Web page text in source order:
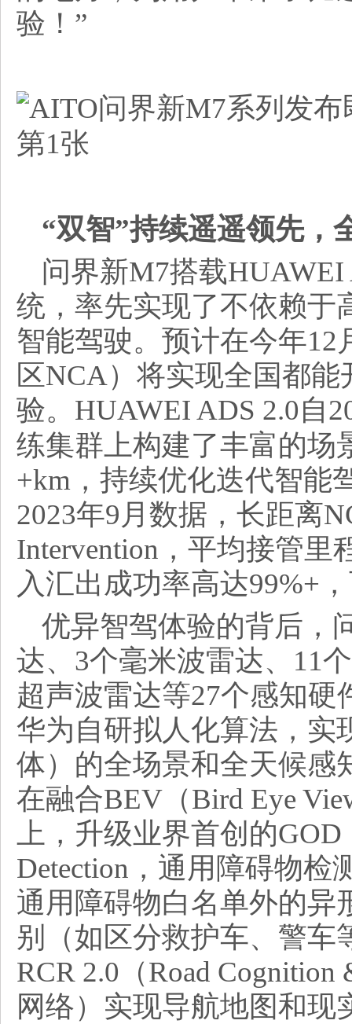
验！”
“双智”持续遥遥领先，
问界新M7搭载
统，率先实现了不依赖于
智能驾驶。预计在今年
区NCA）将实现全国都
验。HUAWEI ADS 2.0自
练集群上构建了丰富的场
+km，持续优化迭代智能
2023年9月数据，长距离
Intervention，平均接管里
入汇出成功率高达99%+
优异智驾体验的背后，
达、3个毫米波雷达、11
超声波雷达等27个感知
华为自研拟人化算法，实
体）的全场景和全天候感
在融合BEV（Bird Eye
上，升级业界首创的GOD
Detection，通用障碍物检
通用障碍物白名单外的异
别（如区分救护车、警车
RCR 2.0（Road
网络）实现导航地图和现